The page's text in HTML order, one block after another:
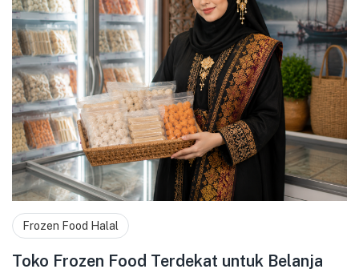
Frozen Food Halal
Toko Frozen Food Terdekat untuk Belanja